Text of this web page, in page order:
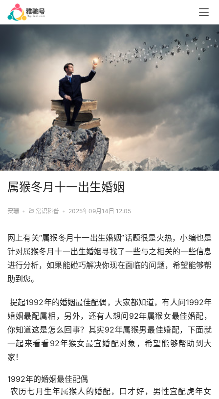
属猴冬月十一出生婚姻
安珊 • 常识科普 • 2025年09月14日 12:05
网上有关“属猴冬月十一出生婚姻”话题很是火热，小编也是
针对属猴冬月十一出生婚姻寻找了一些与之相关的一些信息
进行分析，如果能碰巧解决你现在面临的问题，希望能够帮
助到您。
提起1992年的婚姻最佳配偶，大家都知道，有人问1992年
婚姻最配属相，另外，还有人想问92年属猴女最佳婚配，
你知道这是怎么回事？其实92年属猴男最佳婚配，下面就
一起来看看92年猴女最宜婚配对象，希望能够帮助到大
家！
1992年的婚姻最佳配偶
农历七月生年属猴人的婚配，口才好，男性宜配虎年女